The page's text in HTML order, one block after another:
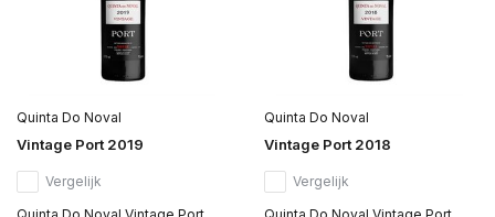
Quinta Do Noval
Vintage Port 2019
Vergelijk
Quinta Do Noval
Vintage Port 2018
Vergelijk